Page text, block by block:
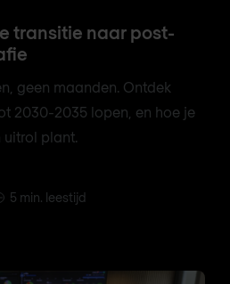
transitie naar post-
geen maanden. Ontdek
2030-2035 lopen, en hoe je
uitrol plant.
5 min. leestijd